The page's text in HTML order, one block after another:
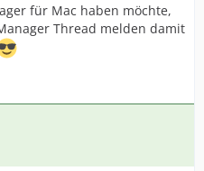
für Mac haben möchte,
Thread melden damit